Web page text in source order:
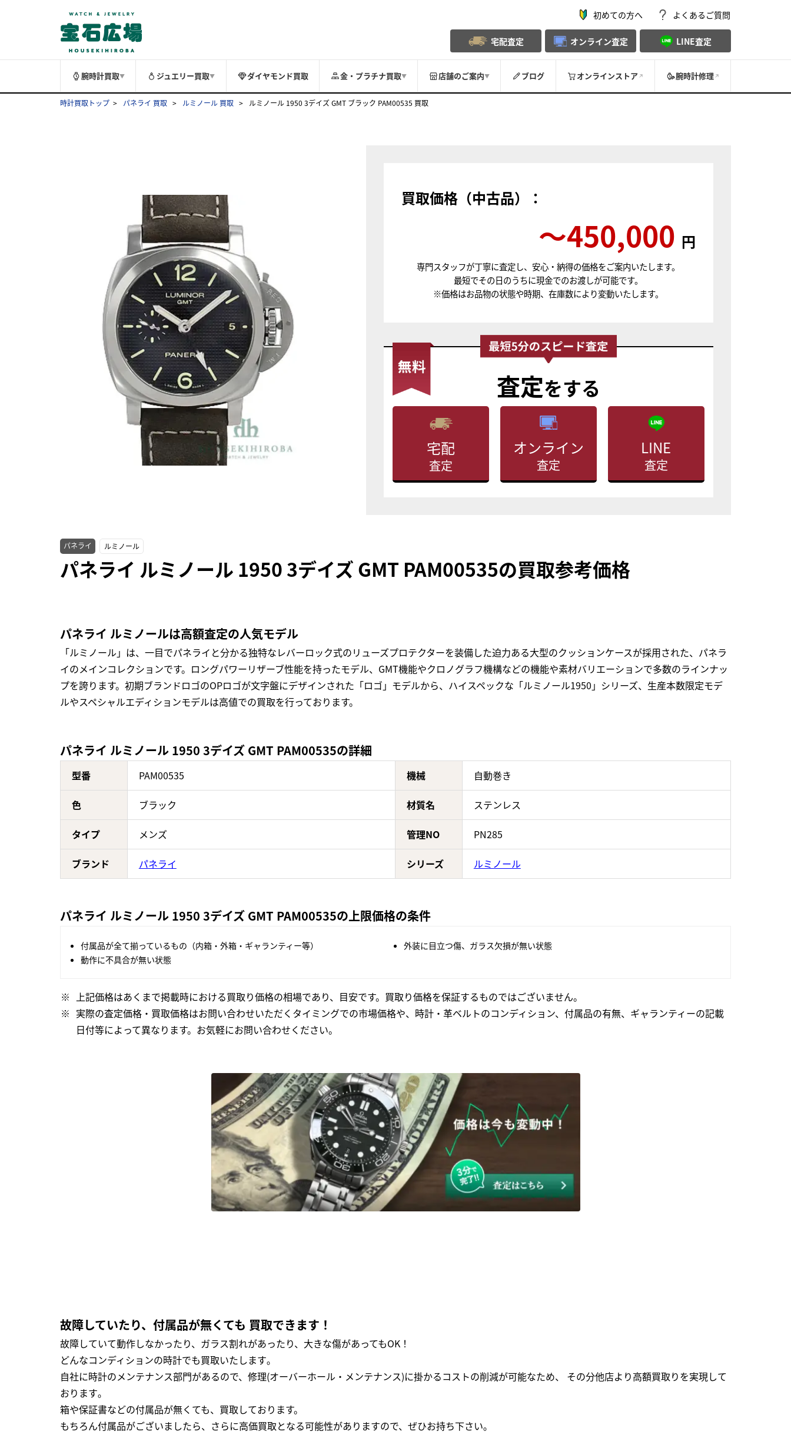
初めての方へ よくあるご質問
宅配査定 オンライン査定 LINE査定
腕時計買取▼ ジュエリー買取▼ ダイヤモンド買取 金・プラチナ買取▼ 店舗のご案内▼ ブログ オンラインストア 腕時計修理
時計買取トップ パネライ 買取 ルミノール 買取 ルミノール 1950 3デイズ GMT ブラック PAM00535 買取
買取価格（中古品）：
〜450,000 円
専門スタッフが丁寧に査定し、安心・納得の価格をご案内いたします。
最短でその日のうちに現金でのお渡しが可能です。
※価格はお品物の状態や時期、在庫数により変動いたします。
査定をする
宅配
査定
オンライン
査定
LINE
査定
パネライ ルミノール
パネライ ルミノール 1950 3デイズ GMT PAM00535の買取参考価格
パネライ ルミノールは高額査定の人気モデル
「ルミノール」は、一目でパネライと分かる独特なレバーロック式のリューズプロテクターを装備した迫力ある大型のクッションケースが採用された、パネラ
イのメインコレクションです。ロングパワーリザーブ性能を持ったモデル、GMT機能やクロノグラフ機構などの機能や素材バリエーションで多数のラインナッ
プを誇ります。初期ブランドロゴのOPロゴが文字盤にデザインされた「ロゴ」モデルから、ハイスペックな「ルミノール1950」シリーズ、生産本数限定モデ
ルやスペシャルエディションモデルは高値での買取を行っております。
パネライ ルミノール 1950 3デイズ GMT PAM00535の詳細
型番 PAM00535 機械 自動巻き
色 ブラック 材質名 ステンレス
タイプ メンズ 管理NO PN285
ブランド パネライ シリーズ ルミノール
パネライ ルミノール 1950 3デイズ GMT PAM00535の上限価格の条件
付属品が全て揃っているもの（内箱・外箱・ギャランティー等）
外装に目立つ傷、ガラス欠損が無い状態
動作に不具合が無い状態
上記価格はあくまで掲載時における買取り価格の相場であり、目安です。買取り価格を保証するものではございません。
実際の査定価格・買取価格はお問い合わせいただくタイミングでの市場価格や、時計・革ベルトのコンディション、付属品の有無、ギャランティーの記載
日付等によって異なります。お気軽にお問い合わせください。
故障していたり、付属品が無くても 買取できます！
故障していて動作しなかったり、ガラス割れがあったり、大きな傷があってもOK！
どんなコンディションの時計でも買取いたします｡
自社に時計のメンテナンス部門があるので、修理(オーバーホール・メンテナンス)に掛かるコストの削減が可能なため、 その分他店より高額買取りを実現して
おります｡
箱や保証書などの付属品が無くても、買取しております。
もちろん付属品がございましたら、さらに高価買取となる可能性がありますので、ぜひお持ち下さい｡